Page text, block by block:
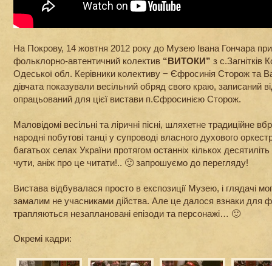
На Покрову, 14 жовтня 2012 року до Музею Івана Гончара
фольклорно-автентичний колектив “ВИТОКИ” з с.Загнітків
Одеської обл. Керівники колективу − Єфросинія Сторож та
дівчата показували весільний обряд свого краю, записаний
опрацьований для цієї вистави п.Єфросинією Сторож.
Маловідомі весільні та ліричні пісні, шляхетне традиційне
народні побутові танці у супроводі власного духового
багатьох селах України протягом останніх кількох
чути, аніж про це читати!.. 🙂 запрошуємо до перегляду!
Вистава відбувалася просто в експозиції Музею, і глядачі
замалим не учасниками дійства. Але це далося взнаки для
трапляються незаплановані епізоди та персонажі… 🙂
Окремі кадри: